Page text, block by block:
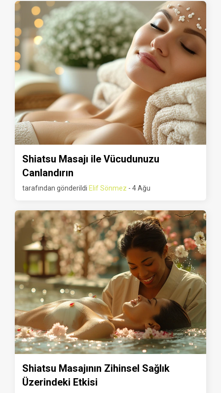
Shiatsu Masajı ile Vücudunuzu
Canlandırın
tarafından gönderildi Elif Sönmez - 4 Ağu
Shiatsu Masajının Zihinsel Sağlık
Üzerindeki Etkisi